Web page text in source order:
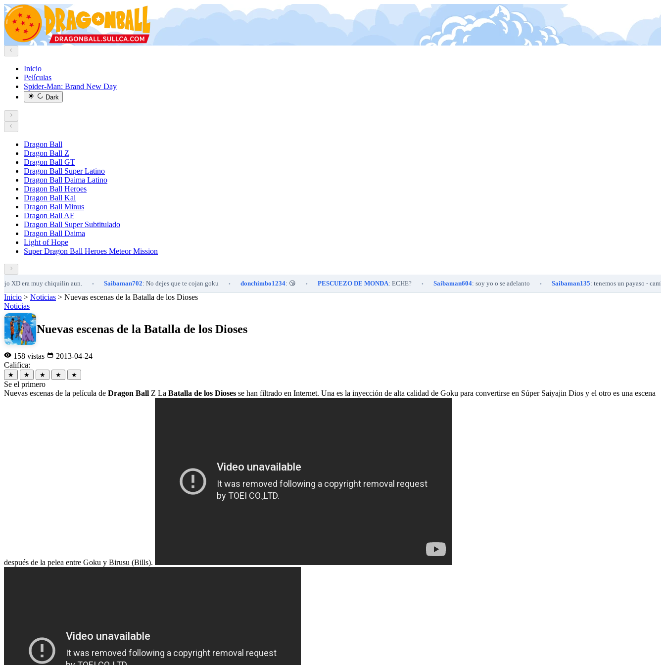
Inicio
Películas
Spider-Man: Brand New Day
Dark
Dragon Ball
Dragon Ball Z
Dragon Ball GT
Dragon Ball Super Latino
Dragon Ball Daima Latino
Dragon Ball Heroes
Dragon Ball Kai
Dragon Ball Minus
Dragon Ball AF
Dragon Ball Super Subtitulado
Dragon Ball Daima
Light of Hope
Super Dragon Ball Heroes Meteor Mission
era muy chiquilin aun. • Saibaman702: No dejes que te cojan goku • donchimbo1234: 😘 PESCUEZO DE MONDA: ECHE? • Saibaman604: soy yo o se adelanto • Saibaman135: tenemos un payaso - cambio •
Inicio > Noticias > Nuevas escenas de la Batalla de los Dioses
Noticias
Nuevas escenas de la Batalla de los Dioses
158 vistas
2013-04-24
Califica:
★ ★ ★ ★ ★
Se el primero
Nuevas escenas de la película de Dragon Ball Z La Batalla de los Dioses se han filtrado en Internet. Una es la inyección de alta calidad de Goku para convertirse en Súper Saiyajin Dios y el otro es una escena
después de la pelea entre Goku y Birusu (Bills).